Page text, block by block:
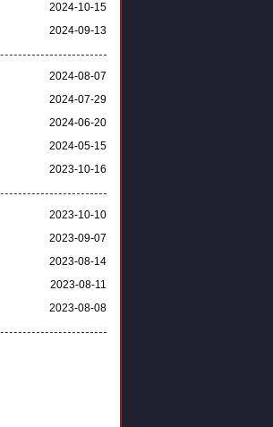
2024-10-15
2024-09-13
2024-08-07
2024-07-29
2024-06-20
2024-05-15
2023-10-16
2023-10-10
2023-09-07
2023-08-14
2023-08-11
2023-08-08